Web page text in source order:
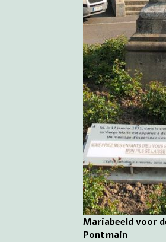
Mariabeeld voor
Pontmain